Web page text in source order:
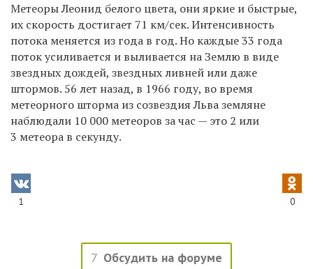
Метеоры Леонид белого цвета, онияркие и быстрые,
их скорость достигает 71 км/сек.Интенсивность
потока меняется из года в год. Но каждые 33 года
поток усиливается и выливается на Землю в виде
звездных дождей, звездных ливней или даже
штормов. 56 лет назад, в 1966 году, во время
метеорного шторма из созвездия Льва земляне
наблюдали 10 000 метеоров за час — это 2 или
3 метеора в секунду.
1 0
7 Обсудить на форуме